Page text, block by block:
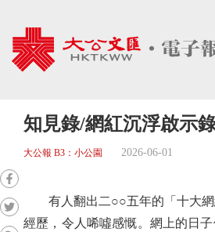
知見錄/網紅沉浮啟示
大公報 B3：小公園 2026-06-01
有人翻出二○○五年的「十大網
經歷，令人唏噓感慨。網上的日子